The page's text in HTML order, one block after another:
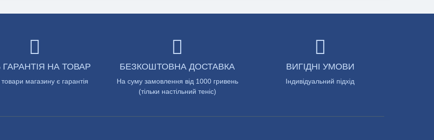
ГАРАНТІЯ НА ТОВАР
товари магазину є гарантія
БЕЗКОШТОВНА ДОСТАВКА
На суму замовлення від 1000 гривень
(тільки настільний теніс)
ВИГІДНІ УМОВИ
Індивідуальний підхід